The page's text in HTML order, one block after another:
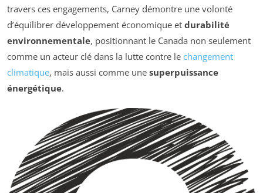
travers ces engagements, Carney démontre une volonté
d’équilibrer développement économique et durabilité
environnementale, positionnant le Canada non seulement
comme un acteur clé dans la lutte contre le changement
climatique, mais aussi comme une superpuissance
énergétique.